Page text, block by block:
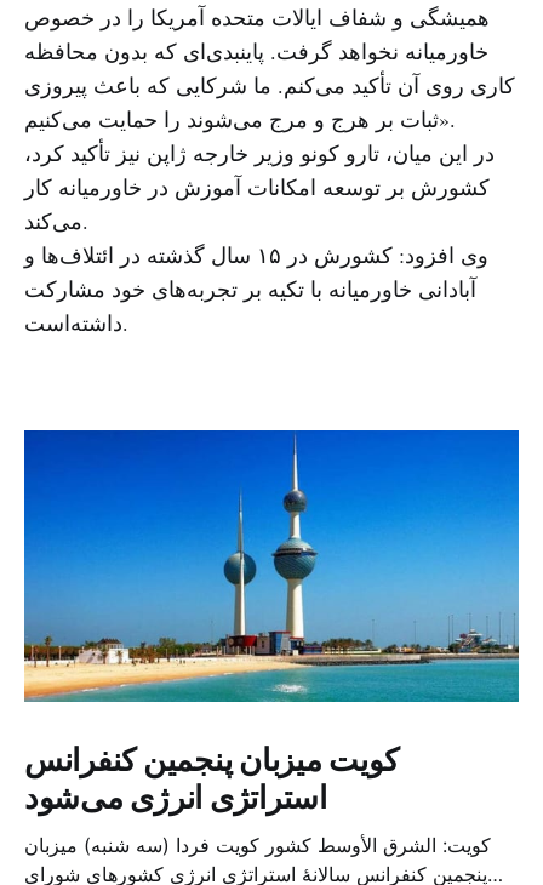
همیشگی و شفاف ایالات متحده آمریکا را در خصوص
خاورمیانه نخواهد گرفت. پاینبدی‌ای که بدون محافظه
کاری روی آن تأکید می‌کنم. ما شرکایی که باعث پیروزی
ثبات بر هرج و مرج می‌شوند را حمایت می‌کنیم».
در این میان، تارو کونو وزیر خارجه ژاپن نیز تأکید کرد،
کشورش بر توسعه امکانات آموزش در خاورمیانه کار
می‌کند.
وی افزود: کشورش در ۱۵ سال گذشته در ائتلاف‌ها و
آبادانی خاورمیانه با تکیه بر تجربه‌های خود مشارکت
داشته‌است.
کویت میزبان پنجمین کنفرانس
استراتژی انرژی می‌شود
کویت: الشرق الأوسط کشور کویت فردا (سه شنبه) میزبان
پنجمین کنفرانس سالانهٔ استراتژی انرژی کشورهای شورای